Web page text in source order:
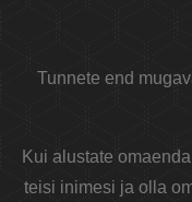
Tunnete end
Kui alustate
teisi inimesi ja olla